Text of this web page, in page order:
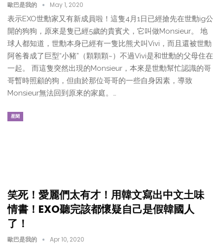
歐巴是我的 May 1, 2020
表示EXO世勳家又有新成員啦！這隻4月1日已經搶先在世勳ig公
開的狗狗，原來是隻已經5歲的貴賓犬，它叫做Monsieur。 地
球人都知道，世勳本身已經有一隻比熊犬叫Vivi，而且還被世勳
阿爸養成了巨型“小豬”（顆顆顆~）不過Vivi是和世勳的父母住在
一起。 而這隻突然出現的Monsieur，本來是世勳幫忙認識的哥
哥暫時照顧的狗，但由於那位哥哥的一些自身因素，導致
Monsieur無法回到原來的家庭。…
星聞
笑死！愛麗們太有才！用韓文寫出中文土味
情書！EXO聽完該都懷疑自己是假韓國人
了！
歐巴是我的 Apr 10, 2020